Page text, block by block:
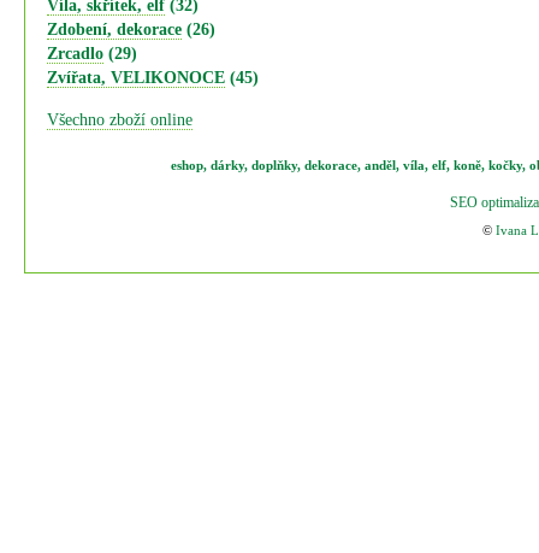
Víla, skřítek, elf (32)
Zdobení, dekorace (26)
Zrcadlo (29)
Zvířata, VELIKONOCE (45)
Všechno zboží online
eshop, dárky, doplňky, dekorace, anděl, víla, elf, koně, kočky,
SEO
© Ivana